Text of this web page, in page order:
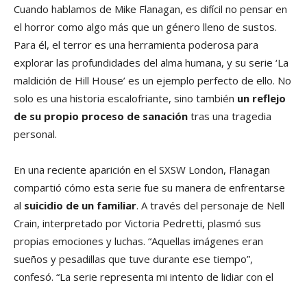
Cuando hablamos de Mike Flanagan, es difícil no pensar en
el horror como algo más que un género lleno de sustos.
Para él, el terror es una herramienta poderosa para
explorar las profundidades del alma humana, y su serie ‘La
maldición de Hill House’ es un ejemplo perfecto de ello. No
solo es una historia escalofriante, sino también un reflejo
de su propio proceso de sanación tras una tragedia
personal.
En una reciente aparición en el SXSW London, Flanagan
compartió cómo esta serie fue su manera de enfrentarse
al suicidio de un familiar. A través del personaje de Nell
Crain, interpretado por Victoria Pedretti, plasmó sus
propias emociones y luchas. “Aquellas imágenes eran
sueños y pesadillas que tuve durante ese tiempo”,
confesó. “La serie representa mi intento de lidiar con el